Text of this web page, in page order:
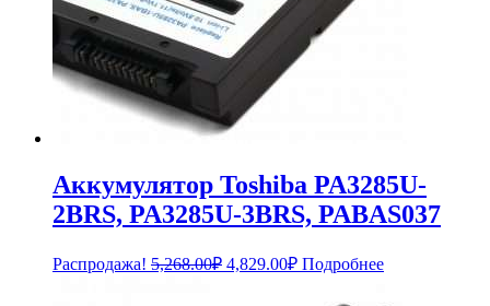
Аккумулятор Toshiba PA3285U-
2BRS, PA3285U-3BRS, PABAS037
Распродажа! 5,268.00₽ Первоначальная
4,829.00₽Текущая
цена:
4,829.00₽.
Подробнее